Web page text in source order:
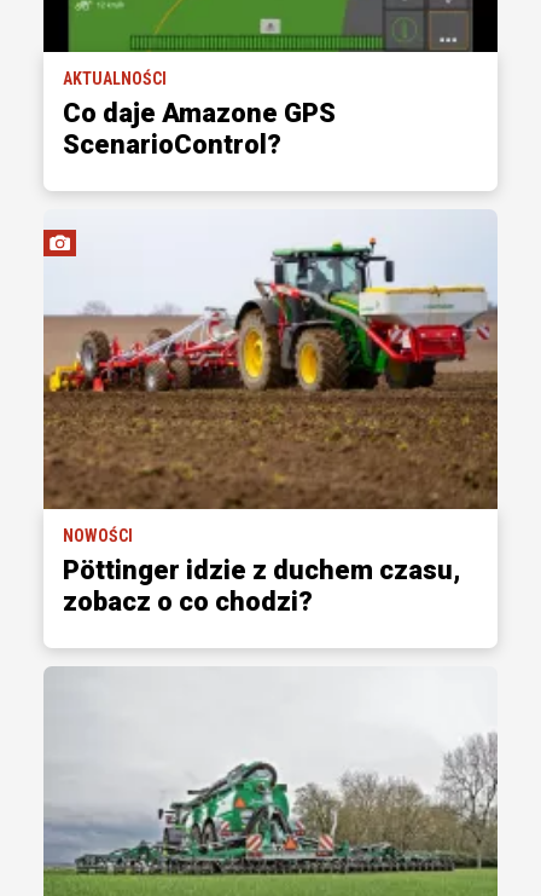
AKTUALNOŚCI
Co daje Amazone GPS
ScenarioControl?
NOWOŚCI
Pöttinger idzie z duchem czasu,
zobacz o co chodzi?